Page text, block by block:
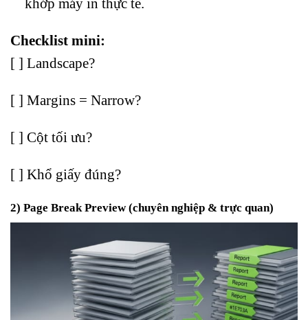
khớp máy in thực tế.
Checklist mini:
[ ] Landscape?
[ ] Margins = Narrow?
[ ] Cột tối ưu?
[ ] Khổ giấy đúng?
2) Page Break Preview (chuyên nghiệp & trực quan)